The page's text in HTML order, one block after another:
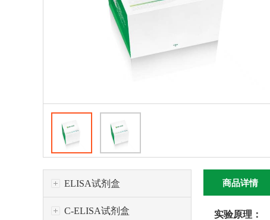
ELISA试剂盒
C-ELISA试剂盒
商品详情
实验原理：